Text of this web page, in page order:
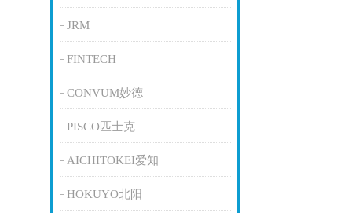
JRM
FINTECH
CONVUM妙德
PISCO匹士克
AICHITOKEI爱知
HOKUYO北阳